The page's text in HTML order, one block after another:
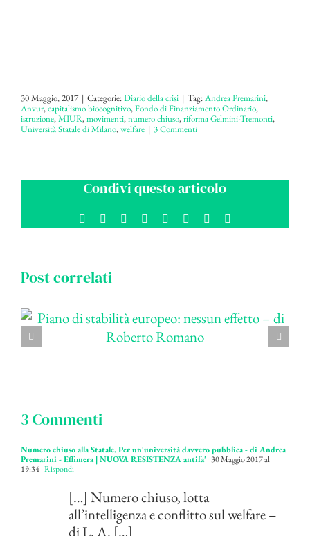
30 Maggio, 2017 | Categorie:Diario della crisi | Tag:Andrea Premarini,
Anvur,capitalismo biocognitivo,Fondo di Finanziamento Ordinario,
istruzione,MIUR,movimenti,numero chiuso,riforma Gelmini-Tremonti,
Università Statale di Milano,welfare | 3 Commenti
Condivi questo articolo
Facebook Reddit LinkedInWhatsApp
TumblrPinterest
Post correlati
3 Commenti
Numero chiuso alla Statale. Per un'università davvero pubblica - di Andrea
Premarini - Effimera | NUOVA RESISTENZA antifa' 30 Maggio 2017 al
19:34- Rispondi
[…] Numero chiuso, lotta
all’intelligenza e conflitto sul welfare –
di L. A. […]